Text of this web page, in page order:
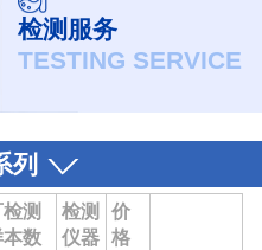
检测服务
TESTING SERVICE
列
测
数
检测
仪器
价
格